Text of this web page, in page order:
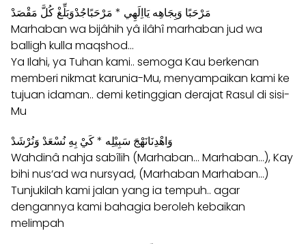
مَرْحَبًا وَبِجَاهِه يَااِلَهِي * مَرْحَبًاجُدْوَبَلِّغْ كُلَّ مَقْصَدْ
Marhaban wa bijâhih yâ ilâhî marhaban jud wa
balligh kulla maqshod…
Ya Ilahi, ya Tuhan kami.. semoga Kau berkenan
memberi nikmat karunia-Mu, menyampaikan kami ke
tujuan idaman.. demi ketinggian derajat Rasul di sisi-
Mu
وَاهْدِنَانَهْجَ سَبِيْلِه * كَيْ بِهِ نُسْعَدْ وَنُرْشَدْ
Wahdinâ nahja sabîlih (Marhaban… Marhaban…), Kay
bihi nus‘ad wa nursyad, (Marhaban Marhaban…)
Tunjukilah kami jalan yang ia tempuh.. agar
dengannya kami bahagia beroleh kebaikan
melimpah